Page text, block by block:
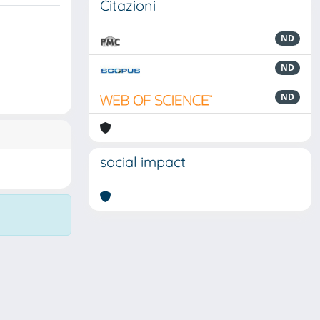
Citazioni
ND
ND
ND
social impact